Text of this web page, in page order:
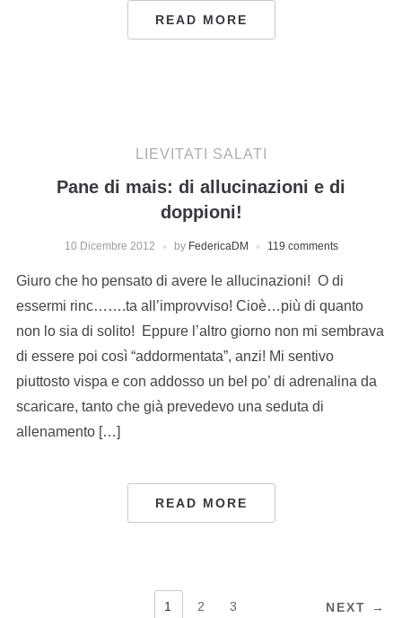
READ MORE
LIEVITATI SALATI
Pane di mais: di allucinazioni e di
doppioni!
10 Dicembre 2012 by FedericaDM 119 comments
Giuro che ho pensato di avere le allucinazioni! O di
essermi rinc…….ta all’improvviso! Cioè…più di quanto
non lo sia di solito! Eppure l’altro giorno non mi sembrava
di essere poi così “addormentata”, anzi! Mi sentivo
piuttosto vispa e con addosso un bel po’ di adrenalina da
scaricare, tanto che già prevedevo una seduta di
allenamento […]
READ MORE
NAVIGAZIONE
1 2 3 NEXT →